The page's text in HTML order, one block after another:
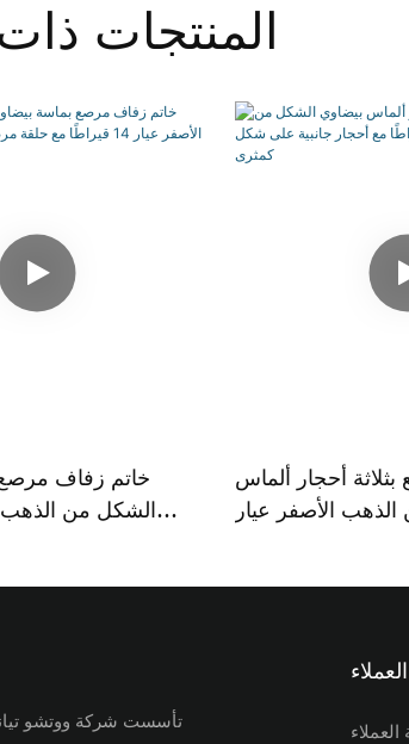
المنتجات
خاتم زفاف
أحجار ألماس
الأصفر عيار
تأسست شركة ووتشو